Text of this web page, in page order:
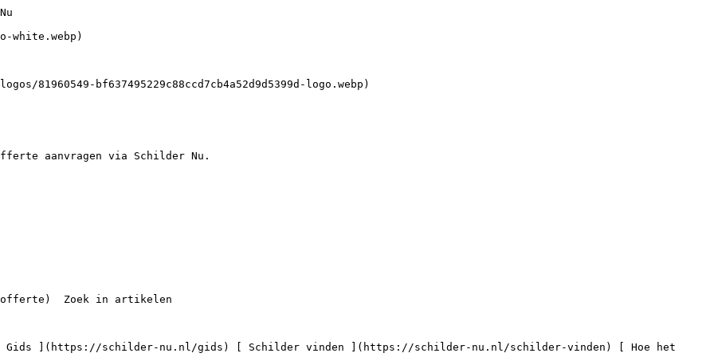
Schilders in Vlijmen

 4 schilders

    ](https://schilder-nu.nl/vlijmen)

Vind een professionele schilder bij je in de buurt

 [

 Schilders in Den Haag

 67 schilders

    ](https://schilder-nu.nl/den-haag) [

 Schilders in Rotterdam

 66 schilders

    ](https://schilder-nu.nl/rot